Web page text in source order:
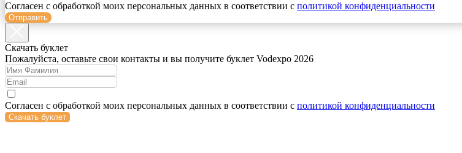
Согласен с обработкой моих персональных данных в соответствии с политикой конфиденциальности
Отправить
Cкачать буклет
Пожалуйста, оставьте свои контакты и вы получите буклет Vodexpo 2026
Согласен с обработкой моих персональных данных в соответствии с политикой конфиденциальности
Скачать буклет